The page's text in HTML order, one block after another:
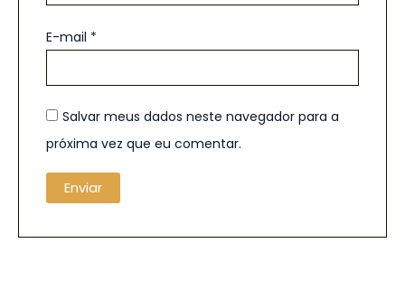
E-mail *
Salvar meus dados neste navegador para a
próxima vez que eu comentar.